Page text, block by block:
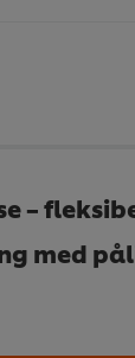
–
med